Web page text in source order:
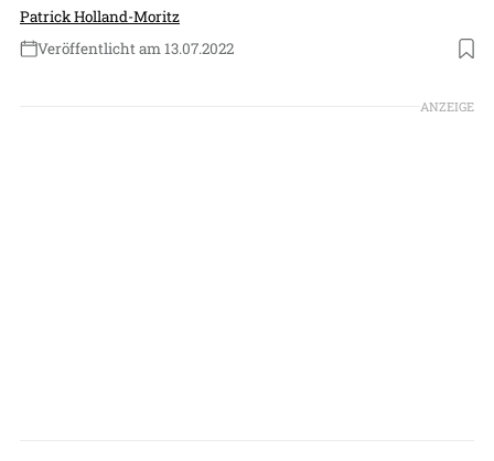
Patrick Holland-Moritz
Veröffentlicht am 13.07.2022
Foto: RED Aircraft
ANZEIGE